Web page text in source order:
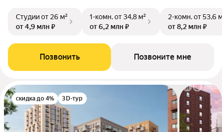
Студииот 26 м²
от 4,9 млн ₽
1-комн.от 34,8 м²
от 6,2 млн ₽
2-комн.от 53,6
от 8,2 млн ₽
Позвонить Позвоните мне
скидка до 4% 3D-тур